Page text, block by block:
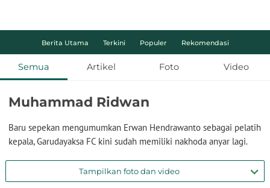
Berita Utama Terkini Populer Rekomendasi
Semua Artikel Foto Video
Muhammad Ridwan
Baru sepekan mengumumkan Erwan Hendrawanto sebagai pelatih
kepala, Garudayaksa FC kini sudah memiliki nakhoda anyar lagi.
Tampilkan foto dan video